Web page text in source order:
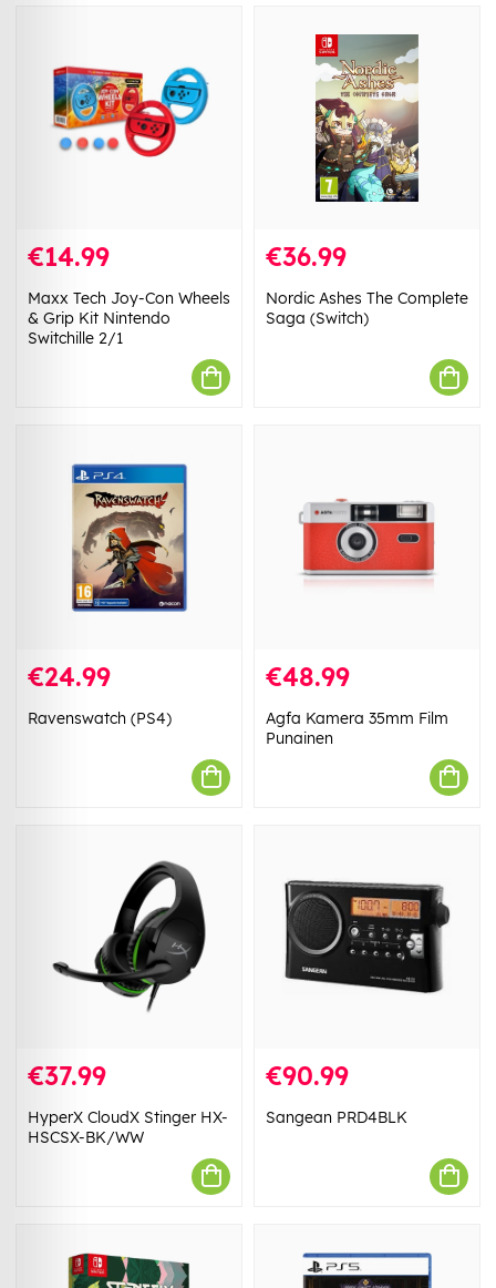
€14.99
Maxx Tech Joy-Con Wheels
& Grip Kit Nintendo
Switchille 2/1
€36.99
Nordic Ashes The Complete
Saga (Switch)
€24.99
Ravenswatch (PS4)
€48.99
Agfa Kamera 35mm Film
Punainen
€37.99
HyperX CloudX Stinger HX-
HSCSX-BK/WW
€90.99
Sangean PRD4BLK